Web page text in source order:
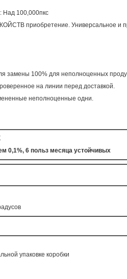
: Над 100,000пкс
приобретение. Универсальное и
замены 100% для неполноценных
на линии перед доставкой.
неполноценные одни.
0,1%, 6 польз месяца устойчивых
упаковке коробки